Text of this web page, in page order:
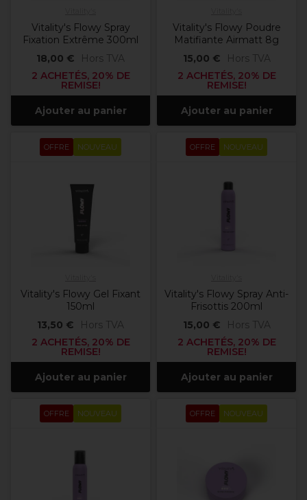
Vitality's Flowy Spray
Fixation Extrême 300ml
18,00 €
Hors TVA
2 ACHETÉS, 20% DE
REMISE!
Ajouter au panier
Vitality's Flowy Poudre
Matifiante Airmatt 8g
15,00 €
Hors TVA
2 ACHETÉS, 20% DE
REMISE!
Ajouter au panier
OFFRE NOUVEAU
Vitality's Flowy Gel Fixant
150ml
13,50 €
Hors TVA
2 ACHETÉS, 20% DE
REMISE!
Ajouter au panier
OFFRE NOUVEAU
Vitality's Flowy Spray Anti-
Frisottis 200ml
15,00 €
Hors TVA
2 ACHETÉS, 20% DE
REMISE!
Ajouter au panier
OFFRE NOUVEAU OFFRE NOUVEAU